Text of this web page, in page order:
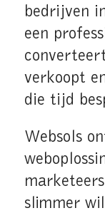
bedrijven
een
verkoopt
die tijd
Websols
slimmer